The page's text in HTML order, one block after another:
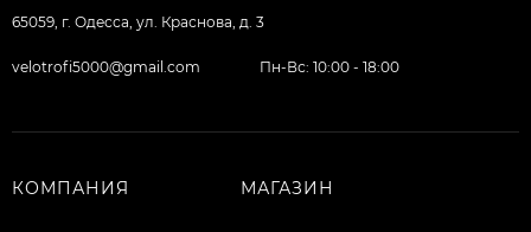
65059, г. Одесса, ул. Краснова, д. 3
velotrofi5000@gmail.com Пн-Вс: 10:00 - 18:00
КОМПАНИЯ МАГАЗИН